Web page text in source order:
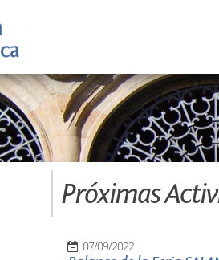
Próximas
07/09/2022